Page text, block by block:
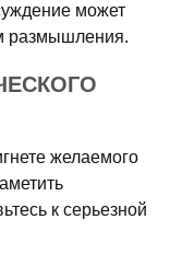
может
размышления.
желаемого
к серьезной